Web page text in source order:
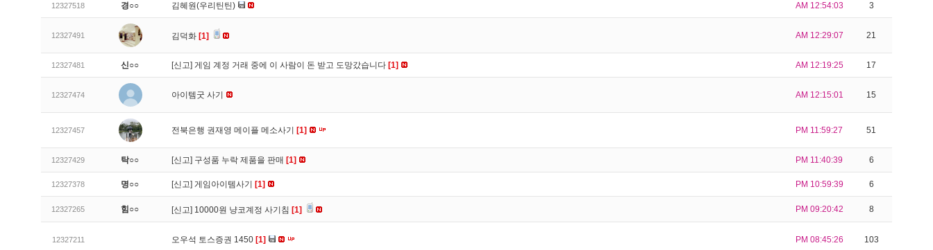
12327518 경○○ 김혜원(우리틴틴) AM 12:54:03 3
12327491 김덕화 [1] AM 12:29:07 21
12327481 신○○ [신고] 게임 계정 거래 중에 이 사람이 돈 받고 도망갔습니다 [1] AM 12:19:25 17
12327474 아이템굿 사기 AM 12:15:01 15
12327457 전북은행 권재영 메이플 메소사기 [1] PM 11:59:27 51
12327429 탁○○ [신고] 구성품 누락 제품을 판매 [1] PM 11:40:39 6
12327378 명○○ [신고] 게임아이템사기 [1] PM 10:59:39 6
12327265 힘○○ [신고] 10000원 냥코계정 사기침 [1] PM 09:20:42 8
12327211 오우석 토스증권 1450 [1] PM 08:45:26 103